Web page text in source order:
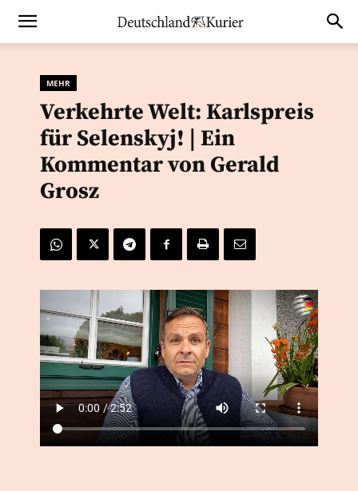
MEHR
Verkehrte Welt: Karlspreis
für Selenskyj! | Ein
Kommentar von Gerald
Grosz